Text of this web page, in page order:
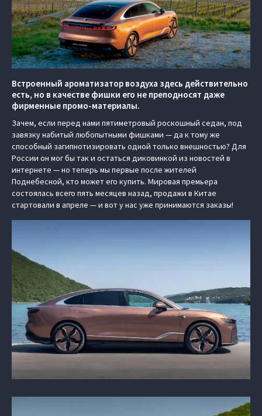
Встроенный ароматизатор воздуха здесь действительно
есть, но в качестве фишки его не преподносят даже
фирменные промо-материалы.
Зачем, если перед нами пятиметровый роскошный седан, под
завязку набитый любопытными фишками — да к тому же
способный загипнотизировать одной только внешностью? Для
России он мог бы так и остаться диковинкой из новостей в
интернете — но теперь мы первые после жителей
Поднебесной, кто может его купить. Мировая премьера
состоялась всего пять месяцев назад, продажи в Китае
стартовали в апреле — и вот у нас уже принимаются заказы!